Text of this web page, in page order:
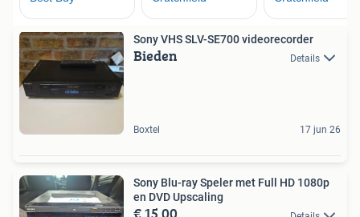
Sony VHS SLV-SE700 videorecorder
Bieden Details
Boxtel 17 jun 26
Sony Blu-ray Speler met Full HD 1080p
en DVD Upscaling